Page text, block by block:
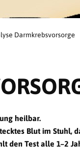
Darmkrebsvorsorge
heilbar.
Blut im Stuhl,
den Test alle 1–2